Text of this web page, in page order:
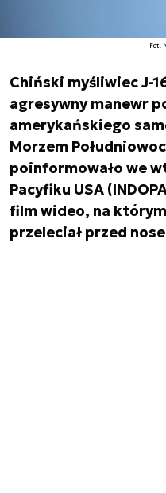
Fot.
Chiński myśliwiec J-
agresywny manewr
amerykańskiego
Morzem
poinformowało we
Pacyfiku USA
film wideo, na
przeleciał przed